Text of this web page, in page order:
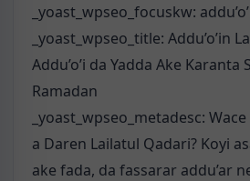
_yoast_wpseo_focuskw:
_yoast_wpseo_title: Addu’o’in
Addu’o’i da Yadda Ake Karanta
Ramadan
_yoast_wpseo_metadesc:
a Daren Lailatul Qadari? Koyi
ake fada, da fassarar addu’ar